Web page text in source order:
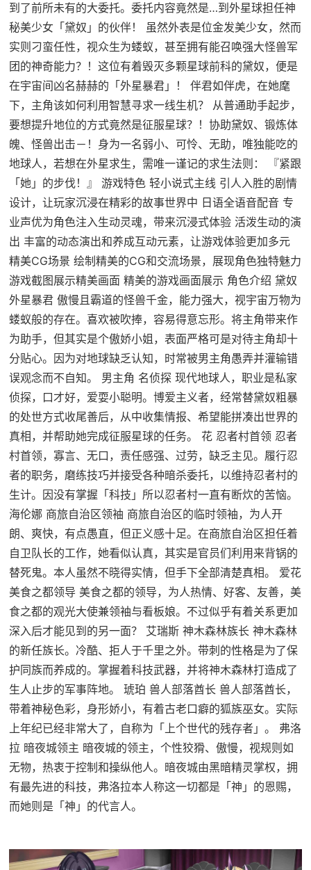
到了前所未有的大委托。委托内容竟然是…到外星球担任神
秘美少女「黛奴」的伙伴！ 虽然外表是位金发美少女，然而
实则刁蛮任性，视众生为蝼蚁，甚至拥有能召唤强大怪兽军
团的神奇能力？！这位有着毁灭多颗星球前科的黛奴，便是
在宇宙间凶名赫赫的「外星暴君」！ 伴君如伴虎，在她麾
下，主角该如何利用智慧寻求一线生机？ 从普通助手起步，
要想提升地位的方式竟然是征服星球？！协助黛奴、锻炼体
魄、怪兽出击－！身为一名弱小、可怜、无助，唯独能吃的
地球人，若想在外星求生，需唯一谨记的求生法则： 『紧跟
「她」的步伐！』 游戏特色 轻小说式主线 引人入胜的剧情
设计，让玩家沉浸在精彩的故事世界中 日语全语音配音 专
业声优为角色注入生动灵魂，带来沉浸式体验 活泼生动的演
出 丰富的动态演出和养成互动元素，让游戏体验更加多元
精美CG场景 绘制精美的CG和交流场景，展现角色独特魅力
游戏截图展示精美画面 精美的游戏画面展示 角色介绍 黛奴
外星暴君 傲慢且霸道的怪兽千金，能力强大，视宇宙万物为
蝼蚁般的存在。喜欢被吹捧，容易得意忘形。将主角带来作
为助手，但其实是个傲娇小姐，表面严格可是对待主角却十
分贴心。因为对地球缺乏认知，时常被男主角愚弄并灌输错
误观念而不自知。 男主角 名侦探 现代地球人，职业是私家
侦探，口才好，爱耍小聪明。博爱主义者，经常替黛奴粗暴
的处世方式收尾善后，从中收集情报、希望能拼凑出世界的
真相，并帮助她完成征服星球的任务。 花 忍者村首领 忍者
村首领，寡言、无口，责任感强、过劳，缺乏主见。履行忍
者的职务，磨练技巧并接受各种暗杀委托，以维持忍者村的
生计。因没有掌握「科技」所以忍者村一直有断炊的苦恼。
海伦娜 商旅自治区领袖 商旅自治区的临时领袖，为人开
朗、爽快，有点愚直，但正义感十足。在商旅自治区担任着
自卫队长的工作，她看似认真，其实是官员们利用来背锅的
替死鬼。本人虽然不晓得实情，但手下全部清楚真相。 爱花
美食之都领导 美食之都的领导，为人热情、好客、友善，美
食之都的观光大使兼领袖与看板娘。不过似乎有着关系更加
深入后才能见到的另一面？ 艾瑞斯 神木森林族长 神木森林
的新任族长。冷酷、拒人于千里之外。带刺的性格是为了保
护同族而养成的。掌握着科技武器，并将神木森林打造成了
生人止步的军事阵地。 琥珀 兽人部落酋长 兽人部落酋长，
带着神秘色彩，身形娇小，有着古老口癖的狐族巫女。实际
上年纪已经非常大了，自称为「上个世代的残存者」。 弗洛
拉 暗夜城领主 暗夜城的领主，个性狡猾、傲慢，视规则如
无物，热衷于控制和操纵他人。暗夜城由黑暗精灵掌权，拥
有最先进的科技，弗洛拉本人称这一切都是「神」的恩赐，
而她则是「神」的代言人。